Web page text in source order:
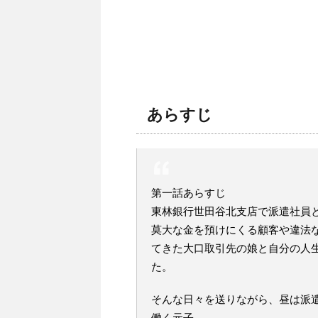
あらすじ
第一話あらすじ
東林銀行世田谷北支店で派遣社員
莫大な金を預けにくる顧客や違法
てきた大口取引先の娘と自分の人
た。
そんな日々を送りながら、昼は派